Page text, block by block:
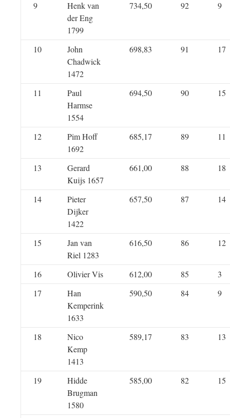
9
Henk van
der Eng
1799
734,50 92 9
10
John
Chadwick
1472
698,83 91 17
11
Paul
Harmse
1554
694,50 90 15
12
Pim Hoff
1692
685,17 89 11
13
Gerard
Kuijs 1657
661,00 88 18
14
Pieter
Dijker
1422
657,50 87 14
15
Jan van
Riel 1283
616,50 86 12
16 Olivier Vis 612,00 85
3
17
Han
Kemperink
1633
590,50 84 9
18
Nico
Kemp
1413
589,17 83 13
19
Hidde
Brugman
1580
585,00 82 15